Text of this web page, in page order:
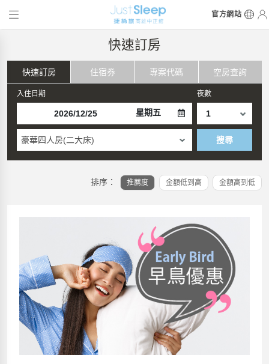
官方網站
快速訂房
快速訂房 住宿券 專案代碼 空房查詢
入住日期
星期五
夜數
豪華四人房(二大床) 搜尋
排序： 推薦度 金額低到高 金額高到低